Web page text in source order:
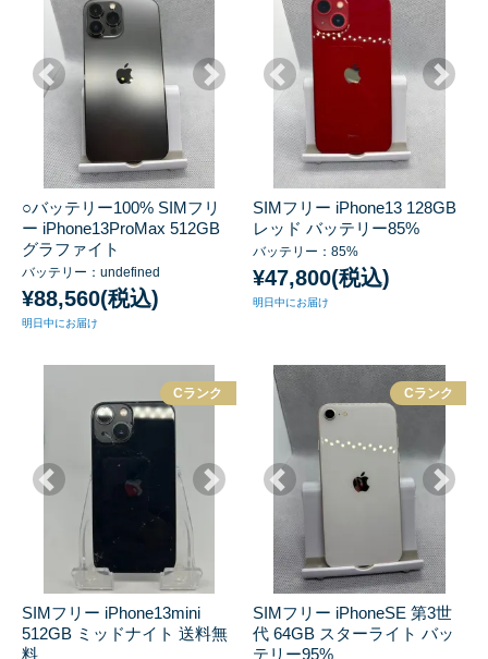
○バッテリー100% SIMフリ
ー iPhone13ProMax 512GB
グラファイト
バッテリー：undefined
¥88,560(税込)
明日中にお届け
SIMフリー iPhone13 128GB
レッド バッテリー85%
バッテリー：85%
¥47,800(税込)
明日中にお届け
Cランク
SIMフリー iPhone13mini
512GB ミッドナイト 送料無
料
Cランク
SIMフリー iPhoneSE 第3世
代 64GB スターライト バッ
テリー95%